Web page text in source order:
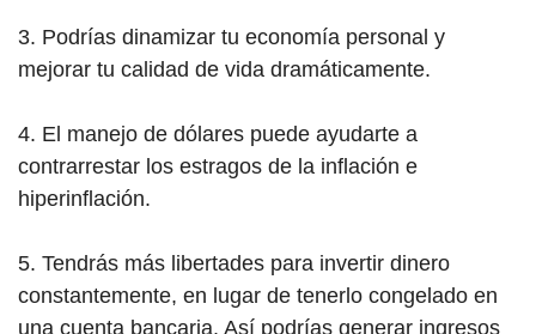
3. Podrías dinamizar tu economía personal y
mejorar tu calidad de vida dramáticamente.
4. El manejo de dólares puede ayudarte a
contrarrestar los estragos de la inflación e
hiperinflación.
5. Tendrás más libertades para invertir dinero
constantemente, en lugar de tenerlo congelado en
una cuenta bancaria. Así podrías generar ingresos